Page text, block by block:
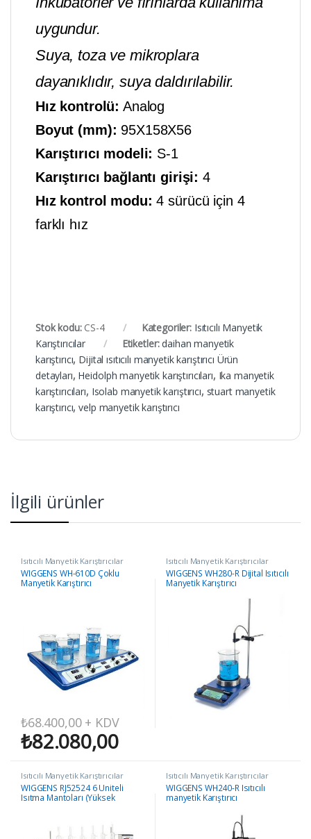
uygundur.
Suya, toza ve mikroplara
dayanıklıdır, suya daldırılabilir.
Hız kontrolü: Analog
Boyut (mm): 95X158X56
Karıştırıcı modeli: S-1
Karıştırıcı bağlantı girişi: 4
Hız kontrol modu: 4 sürücü için 4
farklı hız
Stok kodu: CS-4 Kategoriler: Isıtıcılı Manyetik
Karıştırıcılar
Etiketler:daihan manyetik
karıştırıcı, Dijital ısıtıcılı manyetik karıştırıcı Ürün
detayları, Heidolph manyetik karıştırıcıları, Ika manyetik
karıştırıcıları, Isolab manyetik karıştırıcı, stuart manyetik
karıştırıcı,velp manyetik karıştırıcı
İlgili ürünler
Isıtıcılı Manyetik Karıştırıcılar
WIGGENS WH-610D Çoklu
Manyetik Karıştırıcı
₺68.400,00+ KDV
₺82.080,00
Isıtıcılı Manyetik Karıştırıcılar
WIGGENS WH280-R Dijital Isıtıcılı
Manyetik Karıştırıcı
Isıtıcılı Manyetik Karıştırıcılar
WIGGENS RJ52524 6 Üniteli
Isıtma Mantoları (Yüksek
Isıtıcılı Manyetik Karıştırıcılar
WIGGENS WH240-R Isıtıcılı
manyetik Karıştırıcı